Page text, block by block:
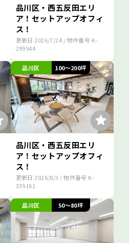
品川区・西五反田エリ
ア！セットアップオフィ
ス！
更新日2026/7/24 / 物件番号 K-
299544
品川区 100～200坪
品川区・西五反田エリ
ア！セットアップオフィ
ス！
更新日2026/8/3 / 物件番号 K-
339161
品川区 50～80坪